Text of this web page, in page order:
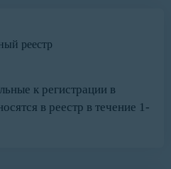
реестр
к регистрации в
в реестр в течение 1-